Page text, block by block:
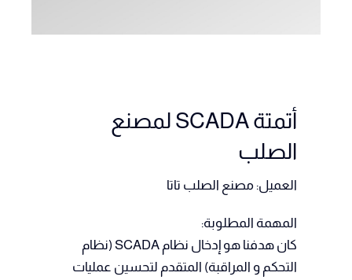
أتمتة SCADA لمصنع
الصلب
العميل: مصنع الصلب تاتا
المهمة المطلوبة:
كان هدفنا هو إدخال نظام SCADA (نظام
التحكم و المراقبة) المتقدم لتحسين عمليات